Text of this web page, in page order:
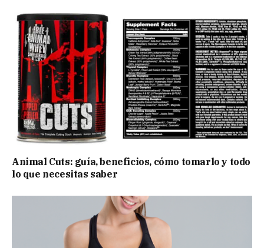
Animal Cuts: guía, beneficios, cómo tomarlo y todo
lo que necesitas saber